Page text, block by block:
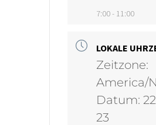
7:00 - 11:00
LOKALE
Zeitzone:
America/
Datum:
23